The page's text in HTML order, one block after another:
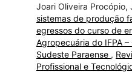
Joari Oliveira Procópio,
sistemas de produção
egressos do curso de
Agropecuária do IFPA
Sudeste Paraense ,
Profissional e